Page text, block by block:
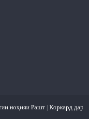
ноҳияи Рашт | Коркард дар